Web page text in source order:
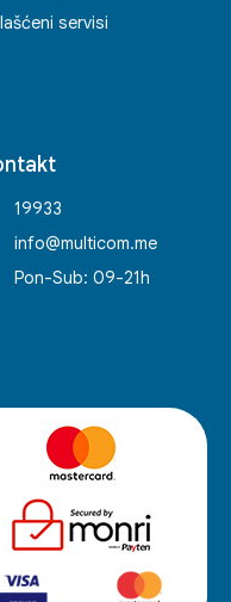
servisi
19933
info@multicom.me
Pon-Sub: 09-21h